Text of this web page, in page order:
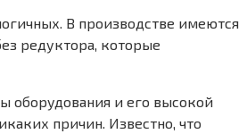
В производстве имеются
редуктора, которые
оборудования и его высокой
причин. Известно, что